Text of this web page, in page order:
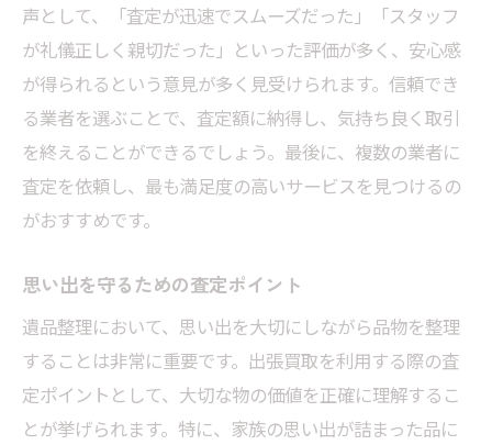
手間いらずの遺品整理の実践方法
出張買取でできるプロのアドバイス
時短遺品整理をかなえるための注意点
声として、「査定が迅速でスムーズだった」「スタッフ
が礼儀正しく親切だった」といった評価が多く、安心感
が得られるという意見が多く見受けられます。信頼でき
る業者を選ぶことで、査定額に納得し、気持ち良く取引
を終えることができるでしょう。最後に、複数の業者に
査定を依頼し、最も満足度の高いサービスを見つけるの
がおすすめです。
思い出を守るための査定ポイント
遺品整理において、思い出を大切にしながら品物を整理
することは非常に重要です。出張買取を利用する際の査
定ポイントとして、大切な物の価値を正確に理解するこ
とが挙げられます。特に、家族の思い出が詰まった品に